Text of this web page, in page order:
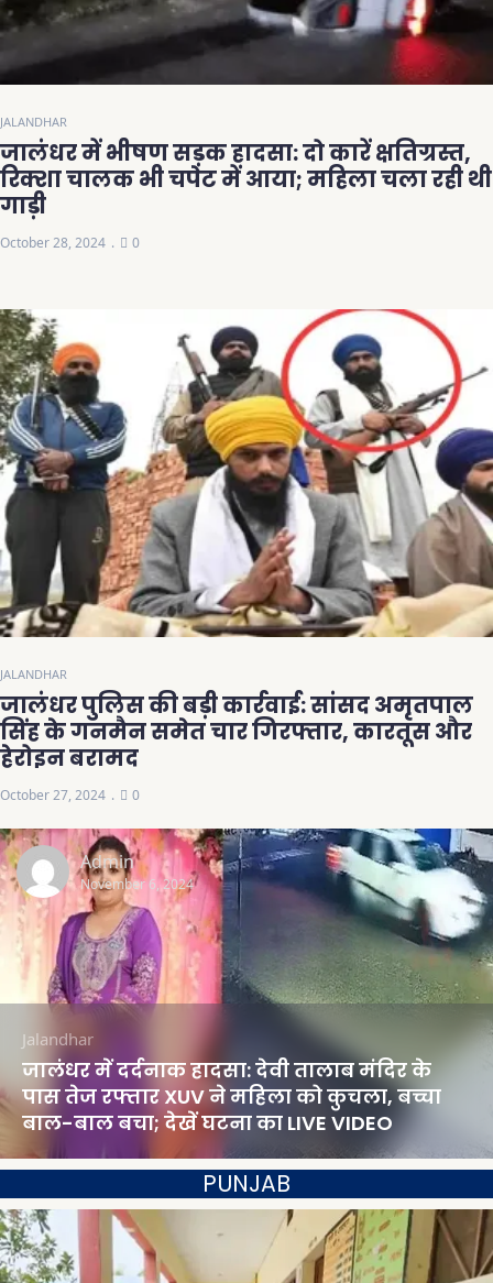
JALANDHAR
जालंधर में भीषण सड़क हादसा: दो कारें क्षतिग्रस्त,
रिक्शा चालक भी चपेट में आया; महिला चला रही थी
गाड़ी
October 28, 2024 0
JALANDHAR
जालंधर पुलिस की बड़ी कार्रवाई: सांसद अमृतपाल
सिंह के गनमैन समेत चार गिरफ्तार, कारतूस और
हेरोइन बरामद
October 27, 2024 0
Admin
November 6, 2024
Jalandhar
जालंधर में दर्दनाक हादसा: देवी तालाब मंदिर के
पास तेज रफ्तार XUV ने महिला को कुचला, बच्चा
बाल-बाल बचा; देखें घटना का LIVE VIDEO
PUNJAB